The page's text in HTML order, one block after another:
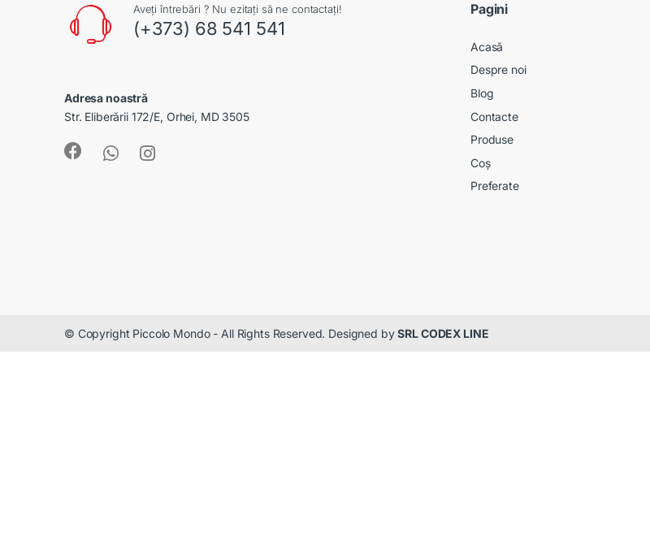
Aveți întrebări ? Nu ezitați să ne contactați!
(+373) 68 541 541
Adresa noastră
Str. Eliberării 172/E, Orhei, MD 3505
Pagini
Acasă
Despre noi
Blog
Contacte
Produse
Coș
Preferate
© Copyright Piccolo Mondo - All Rights Reserved. Designed bySRL CODEX LINE